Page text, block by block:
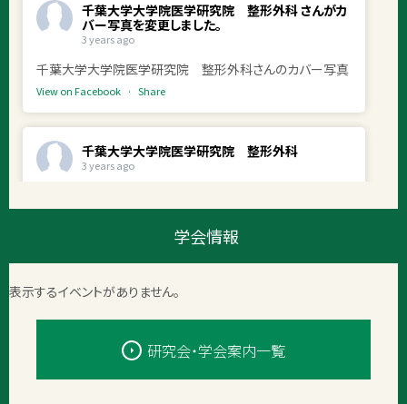
千葉大学大学院医学研究院 整形外科さんがカ
バー写真を変更しました。
3 years ago
千葉大学大学院医学研究院 整形外科さんのカバー写真
View on Facebook · Share
千葉大学大学院医学研究院 整形外科
3 years ago
河野真奈実（2021年度入局）
2023年2月23日から25日まで、横浜プリンスホテルで開
fracture management-に参加しましたので、ご報告申し
上げます。
AOとは骨折治療に関する世界規模の研究財団で、外傷治
療を目指す外科医に臨床・教育・交流の場を提供すること
を目的に、世界各地でtrauma courseを開催しています。
学会情報
表示するイベントがありません。
研究会・学会案内一覧